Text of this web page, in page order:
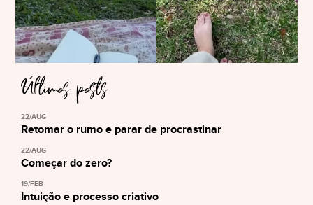
Últimos posts
22/AUG
Retomar o rumo e parar de procrastinar
22/AUG
Começar do zero?
19/FEB
Intuição e processo criativo